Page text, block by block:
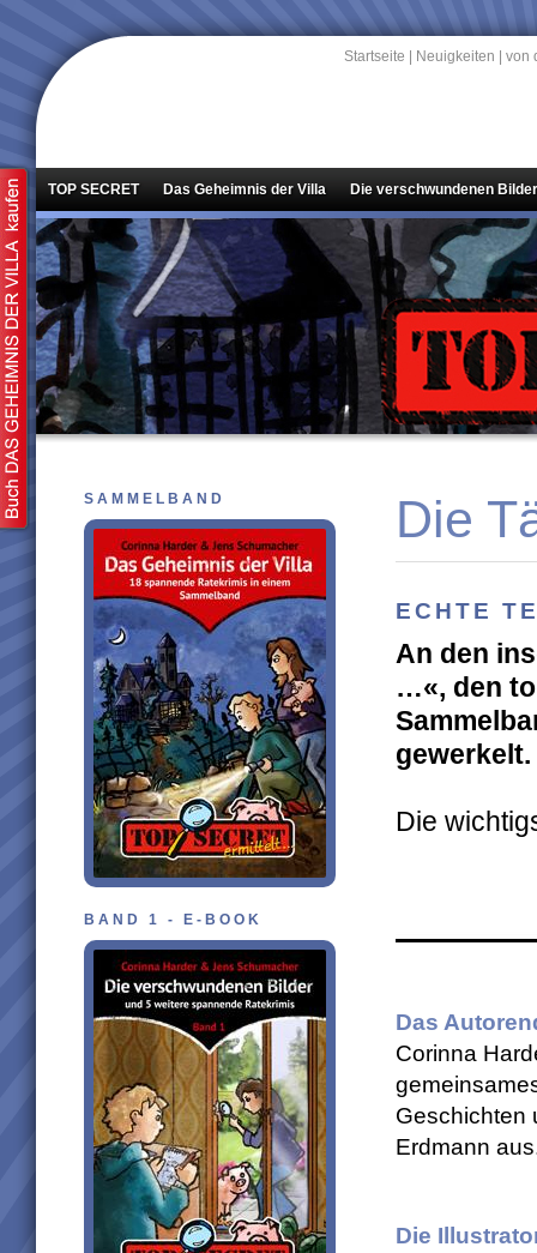
Startseite Neuigkeiten von
TOP SECRET Das Geheimnis der Villa Die verschwundenen Bilder
SAMMELBAND
BAND 1 - E-BOOK
Die
ECHTE
An den
…«, den
gewerkelt.
Die
Das
Corinna
Geschichten
Erdmann
Die